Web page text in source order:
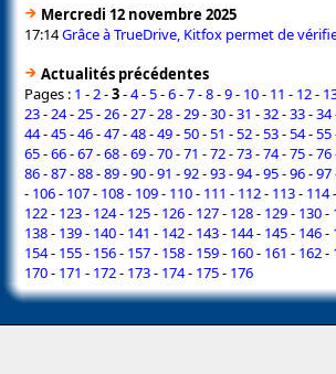
Mercredi 12 novembre 2025
17:14Grâce à TrueDrive, Kitfox permet de
Actualités précédentes
Pages : 1 - 2-3-4-5-6-7-8-9- 10- 11 - 12-
23- 24- 25- 26- 27- 28- 29-30-31 -32-33-34
44-45-46-47-48-49-50-51 -52-53-54-55
65-66-67-68-69-70-71 -72-73-74-75-76
86-87-88-89-90-91 -92-93-94-95-96-97
- 106- 107- 108- 109- 110- 111 - 112- 113- 114
122- 123- 124- 125- 126- 127- 128- 129- 130-
138- 139- 140- 141 - 142- 143- 144- 145- 146-
154- 155- 156- 157- 158- 159- 160- 161 - 162-
170- 171 - 172- 173- 174- 175- 176